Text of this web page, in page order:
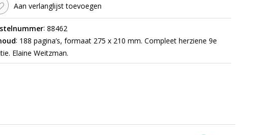
Aan verlanglijst toevoegen
: 88462
: 188 pagina’s, formaat 275 x 210 mm. Compleet herziene 9e
Elaine Weitzman.